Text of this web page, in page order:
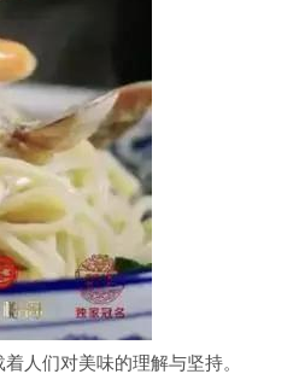
人们对美味的理解与坚持。